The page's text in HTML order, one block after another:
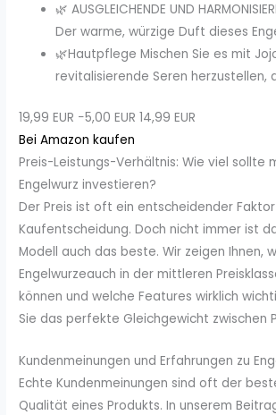
🌿 AUSGLEICHENDE UND
Der warme, würzige Duft dieses
🌿Hautpflege Mischen Sie es mit
revitalisierende Seren herzustellen,
19,99 EUR −5,00 EUR 14,99 EUR
Bei Amazon kaufen
Preis-Leistungs-Verhältnis: Wie viel sollte
Engelwurz investieren?
Der Preis ist oft ein entscheidender
Kaufentscheidung. Doch nicht immer ist
Modell auch das beste. Wir zeigen Ihnen,
Engelwurzeauch in der mittleren
können und welche Features wirklich
Sie das perfekte Gleichgewicht zwischen
Kundenmeinungen und Erfahrungen zu
Echte Kundenmeinungen sind oft der
Qualität eines Produkts. In unserem